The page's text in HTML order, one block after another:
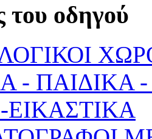
του οδηγού
-